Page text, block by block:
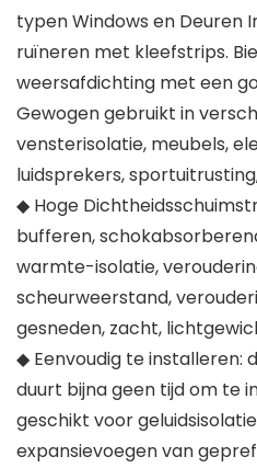
typen Windows en Deuren
ruïneren met kleefstrips.
weersafdichting met een
Gewogen gebruikt in
vensterisolatie, meubels,
luidsprekers,
◆ Hoge
bufferen,
warmte-isolatie,
scheurweerstand,
gesneden, zacht,
◆ Eenvoudig te installeren:
duurt bijna geen tijd om te
geschikt voor
expansievoegen van